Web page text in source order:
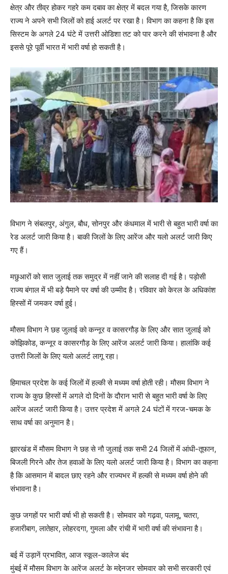
क्षेत्र और तीव्र होकर गहरे कम दबाव का क्षेत्र में बदल गया है, जिसके कारण
राज्य ने अपने सभी जिलों को हाई अलर्ट पर रखा है। विभाग का कहना है कि इस
सिस्टम के अगले 24 घंटे में उत्तरी ओडिशा तट को पार करने की संभावना है और
इससे पूरे पूर्वी भारत में भारी वर्षा हो सकती है।
विभाग ने संबलपुर, अंगुल, बौध, सोनपुर और कंधमाल में भारी से बहुत भारी वर्षा का
रेड अलर्ट जारी किया है। बाकी जिलों के लिए आरेंज और यलो अलर्ट जारी किए
गए हैं।
मछुआरों को सात जुलाई तक समुद्र में नहीं जाने की सलाह दी गई है। पड़ोसी
राज्य बंगाल में भी बड़े पैमाने पर वर्षा की उम्मीद है। रविवार को केरल के अधिकांश
हिस्सों में जमकर वर्षा हुई।
मौसम विभाग ने छह जुलाई को कन्नूर व कासरगौड़ के लिए और सात जुलाई को
कोझिकोड, कन्नूर व कासरगौड़ के लिए आरेंज अलर्ट जारी किया। हालांकि कई
उत्तरी जिलों के लिए यलो अलर्ट लागू रहा।
हिमाचल प्रदेश के कई जिलों में हल्की से मध्यम वर्षा होती रही। मौसम विभाग ने
राज्य के कुछ हिस्सों में अगले दो दिनों के दौरान भारी से बहुत भारी वर्षा के लिए
आरेंज अलर्ट जारी किया है। उत्तर प्रदेश में अगले 24 घंटों में गरज-चमक के
साथ वर्षा का अनुमान है।
झारखंड में मौसम विभाग ने छह से नौ जुलाई तक सभी 24 जिलों में आंधी-तूफान,
बिजली गिरने और तेज हवाओं के लिए यलो अलर्ट जारी किया है। विभाग का कहना
है कि आसमान में बादल छाए रहने और राज्यभर में हल्की से मध्यम वर्षा होने की
संभावना है।
कुछ जगहों पर भारी वर्षा भी हो सकती है। सोमवार को गढ़वा, पलामू, चतरा,
हजारीबाग, लातेहार, लोहरदगा, गुमला और रांची में भारी वर्षा की संभावना है।
बई में उड़ानें प्रभावित, आज स्कूल-कालेज बंद
मुंबई में मौसम विभाग के आरेंज अलर्ट के मद्देनजर सोमवार को सभी सरकारी एवं